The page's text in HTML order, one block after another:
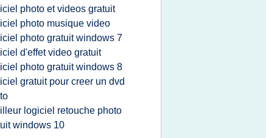
photo et videos gratuit
photo musique video
photo gratuit windows 7
d'effet video gratuit
photo gratuit windows 8
gratuit pour creer un dvd
logiciel retouche photo
windows 10